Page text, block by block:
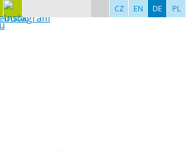
CZ EN DE PL